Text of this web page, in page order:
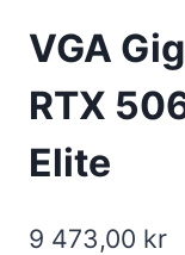
VGA
RTX
Elite
9 473,00 kr